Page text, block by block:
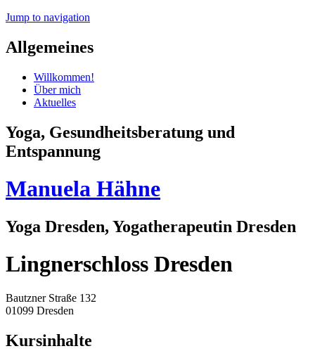
Jump to navigation
Allgemeines
Willkommen!
Über mich
Aktuelles
Yoga, Gesundheitsberatung und
Entspannung
Manuela Hähne
Yoga Dresden, Yogatherapeutin Dresden
Lingnerschloss Dresden
Bautzner Straße 132
01099 Dresden
Kursinhalte